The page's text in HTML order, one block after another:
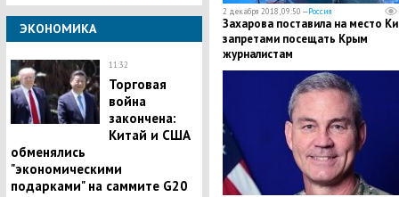
ЭКОНОМИКА
11:32
Торговая
война
закончена:
Китай и США
обменялись
"экономическими
подарками" на саммите G20
2 декабря 2018, 09:50 —Россия
Захарова поставила на место
запретами посещать Крым
журналистам